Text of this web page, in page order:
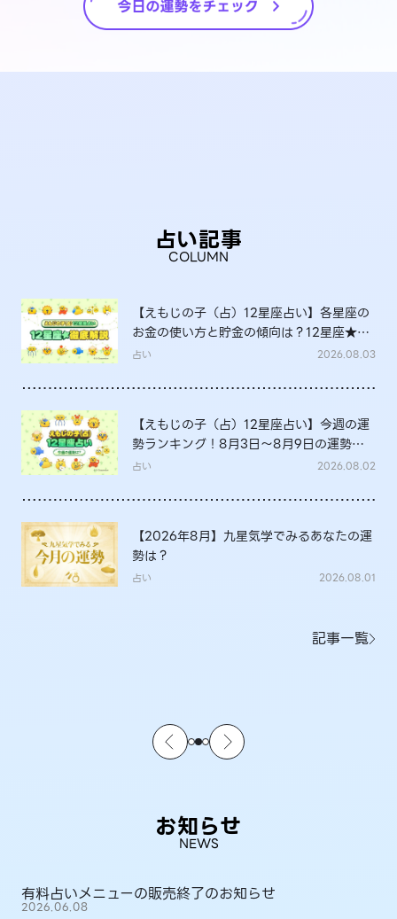
占い記事
COLUMN
【えもじの子（占）12星座占い】各星座の
お金の使い方と貯金の傾向は？12星座★徹
底解説
占い 2026.08.03
【えもじの子（占）12星座占い】今週の運
勢ランキング！8月3日～8月9日の運勢
は？
占い 2026.08.02
【2026年8月】九星気学でみるあなたの運
勢は？
占い 2026.08.01
記事一覧
お知らせ
NEWS
有料占いメニューの販売終了のお知らせ
2026.06.08